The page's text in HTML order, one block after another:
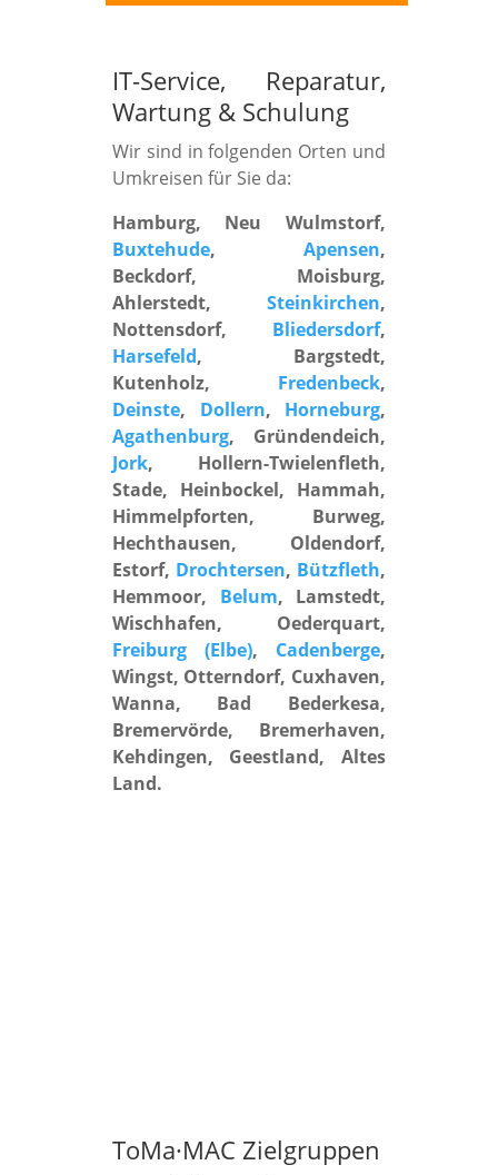
IT-Service, Reparatur,
Wartung &Schulung
Wir sind in folgenden Orten und
Umkreisen für Sie da:
Hamburg, Neu Wulmstorf,
Buxtehude,Apensen,
Beckdorf, Moisburg,
Ahlerstedt,Steinkirchen,
Nottensdorf, Bliedersdorf,
Harsefeld, Bargstedt,
Kutenholz, Fredenbeck,
Deinste, Dollern, Horneburg,
Agathenburg, Gründendeich,
Jork, Hollern-Twielenfleth,
Stade, Heinbockel, Hammah,
Himmelpforten, Burweg,
Hechthausen, Oldendorf,
Estorf, Drochtersen, Bützfleth,
Hemmoor, Belum, Lamstedt,
Wischhafen, Oederquart,
Freiburg (Elbe), Cadenberge,
Wingst, Otterndorf, Cuxhaven,
Wanna, Bad Bederkesa,
Bremervörde, Bremerhaven,
Kehdingen, Geestland, Altes
Land.
ToMa·MAC Zielgruppen